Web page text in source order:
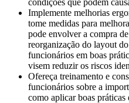
Implemente melhorias
tome medidas para
pode envolver a compra
reorganização do layout
funcionários em boas
visem reduzir os riscos
Ofereça treinamento e
funcionários sobre a
como aplicar boas práticas